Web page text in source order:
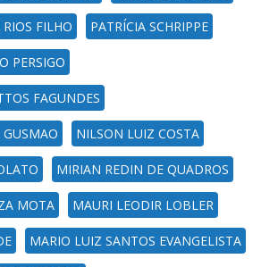
FILHO PATRÍCIA SCHRIPPE
PERSIGO
FAGUNDES
NILSON LUIZ COSTA
MIRIAN REDIN DE QUADROS
MOTA MAURI LEODIR LOBLER
MARIO LUIZ SANTOS EVANGELISTA